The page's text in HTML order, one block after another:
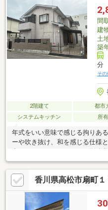
いているので、たくさん作る場
す。南向きの物件をお探しの方
な室内の中古戸建て物件で素敵間
建
土
築
分
そ
2階建て 都市
システムキッチン
所
年式をいい意味で感じる拘りあ
ーや吹き抜け、和を感じる仕様
なります。是非とも現地でご確
香川県高松市扇町１
30